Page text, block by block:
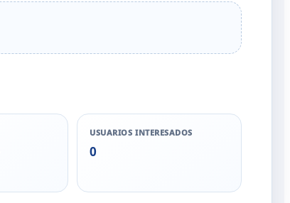
USUARIOS INTERESADOS
0